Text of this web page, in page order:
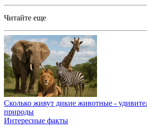
Читайте еще
Сколько живут дикие животные -
природы
Интересные факты